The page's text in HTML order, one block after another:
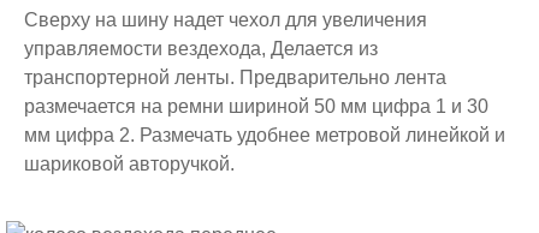
Сверху на шину надет чехол для увеличения
управляемости вездехода, Делается из
транспортерной ленты. Предварительно лента
размечается на ремни шириной 50 мм цифра 1 и 30
мм цифра 2. Размечать удобнее метровой линейкой и
шариковой авторучкой.